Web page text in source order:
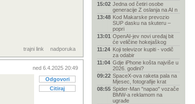
trajni link nadporuka
ned 6.4.2025 20:49
Odgovori
Citiraj
15:02 Jedna od četiri osobe
generacije Z oslanja na AI n
13:48 Kod Makarske prevozio
SUP dasku na skuteru –
popri
13:01 OpenAI-jev novi uređaj bit
će veličine hokejaškog
11:24 Koji televizor kupiti - vodič
za odabir
11:04 Gdje iPhone košta najviše u
2026. godini?
09:22 SpaceX-ova raketa pala na
Mjesec, fotografije krat
08:55 Spider-Man "napao" vozače
BMW-a reklamom na
ugrađe